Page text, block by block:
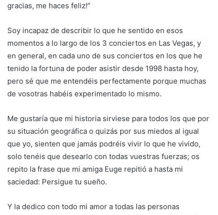
gracias, me haces feliz!”
Soy incapaz de describir lo que he sentido en esos
momentos a lo largo de los 3 conciertos en Las Vegas, y
en general, en cada uno de sus conciertos en los que he
tenido la fortuna de poder asistir desde 1998 hasta hoy,
pero sé que me entendéis perfectamente porque muchas
de vosotras habéis experimentado lo mismo.
Me gustaría que mi historia sirviese para todos los que por
su situación geográfica o quizás por sus miedos al igual
que yo, sienten que jamás podréis vivir lo que he vivido,
solo tenéis que desearlo con todas vuestras fuerzas; os
repito la frase que mi amiga Euge repitió a hasta mi
saciedad: Persigue tu sueño.
Y la dedico con todo mi amor a todas las personas